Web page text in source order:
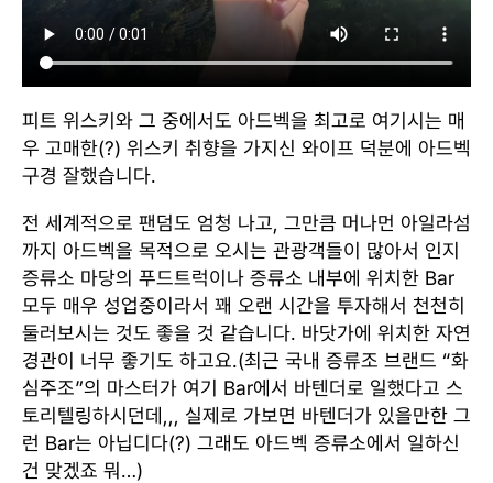
피트 위스키와 그 중에서도 아드벡을 최고로 여기시는 매
우 고매한(?) 위스키 취향을 가지신 와이프 덕분에 아드벡
구경 잘했습니다.
전 세계적으로 팬덤도 엄청 나고, 그만큼 머나먼 아일라섬
까지 아드벡을 목적으로 오시는 관광객들이 많아서 인지
증류소 마당의 푸드트럭이나 증류소 내부에 위치한 Bar
모두 매우 성업중이라서 꽤 오랜 시간을 투자해서 천천히
둘러보시는 것도 좋을 것 같습니다. 바닷가에 위치한 자연
경관이 너무 좋기도 하고요.(최근 국내 증류조 브랜드 “화
심주조”의 마스터가 여기 Bar에서 바텐더로 일했다고 스
토리텔링하시던데,,, 실제로 가보면 바텐더가 있을만한 그
런 Bar는 아닙디다(?) 그래도 아드벡 증류소에서 일하신
건 맞겠죠 뭐…)